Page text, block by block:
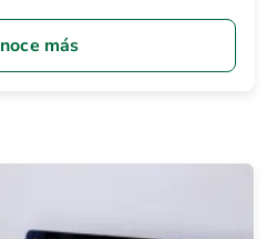
más